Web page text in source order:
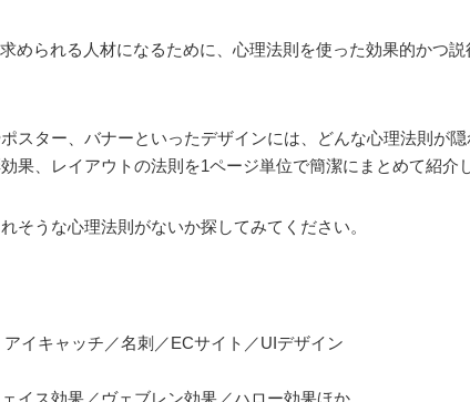
められる人材になるために、心理法則を使った効果的かつ
スター、バナーといったデザインには、どんな心理法則が
果、レイアウトの法則を1ページ単位で簡潔にまとめて紹介
そうな心理法則がないか探してみてください。
イキャッチ／名刺／ECサイト／UIデザイン
イス効果／ヴェブレン効果／ハロー効果ほか